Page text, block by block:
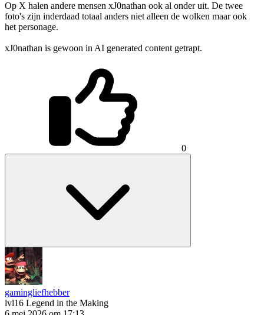
Op X halen andere mensen xJ0nathan ook al onder uit. De twee
foto's zijn inderdaad totaal anders niet alleen de wolken maar ook
het personage.
xJ0nathan is gewoon in AI generated content getrapt.
0
gamingliefhebber
lvl16 Legend in the Making